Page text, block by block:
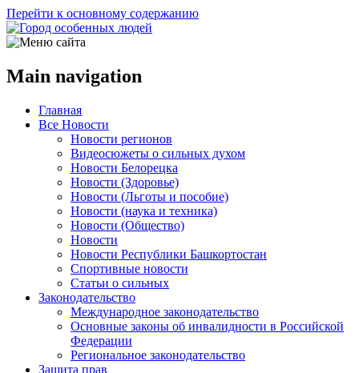
Перейти к основному содержанию
Main navigation
Главная
Все Новости
Новости регионов
Видеосюжеты о сильных духом
Новости Белорецка
Новости (Здоровье)
Новости (Льготы и пособие)
Новости (наука и техника)
Новости (Общество)
Новости
Новости Республики Башкортостан
Спортивные новости
Статьи о сильных
Законодательство
Международное законодательство
Основные законы об инвалидности в Российской
Федерации
Региональное законодательство
Защита прав